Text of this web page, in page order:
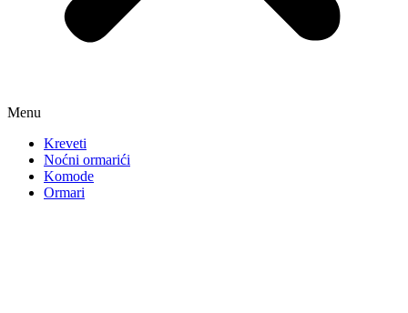
Menu
Kreveti
Noćni ormarići
Komode
Ormari